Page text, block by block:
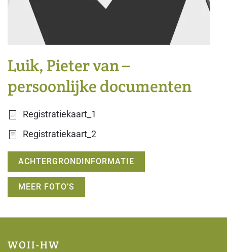
Luik, Pieter van –
persoonlijke documenten
Registratiekaart_1
Registratiekaart_2
ACHTERGRONDINFORMATIE
MEER FOTO’S
WOII-HW